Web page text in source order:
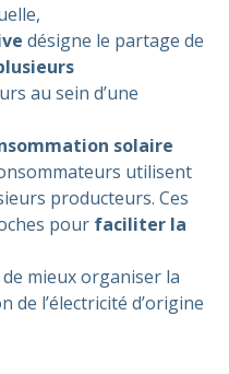
désigne le partage de
au sein d’une
solaire
utilisent
producteurs. Ces
pour faciliter la
mieux organiser la
l’électricité d’origine